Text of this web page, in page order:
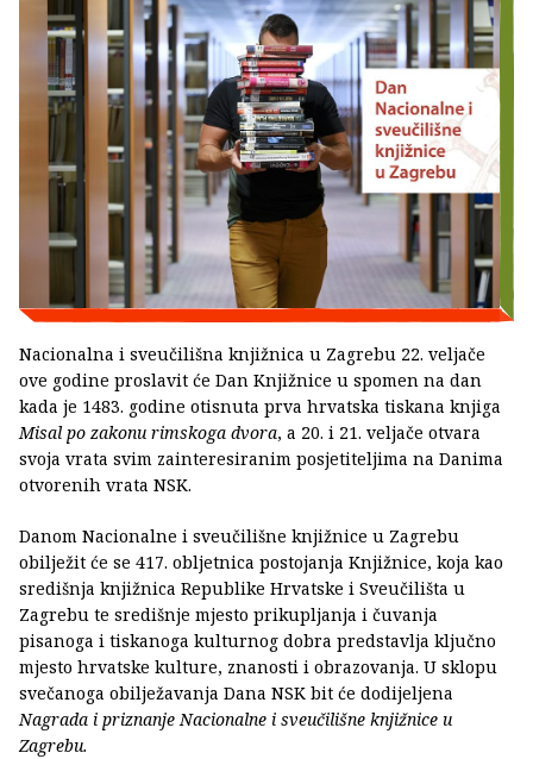
Nacionalna i sveučilišna knjižnica u Zagrebu 22. veljače
ove godine proslavit će Dan Knjižnice u spomen na dan
kada je 1483. godine otisnuta prva hrvatska tiskana knjiga
Misal po zakonu rimskoga dvora, a 20. i 21. veljače otvara
svoja vrata svim zainteresiranim posjetiteljima na Danima
otvorenih vrata NSK.
Danom Nacionalne i sveučilišne knjižnice u Zagrebu
obilježit će se 417. obljetnica postojanja Knjižnice, koja kao
središnja knjižnica Republike Hrvatske i Sveučilišta u
Zagrebu te središnje mjesto prikupljanja i čuvanja
pisanoga i tiskanoga kulturnog dobra predstavlja ključno
mjesto hrvatske kulture, znanosti i obrazovanja. U sklopu
svečanoga obilježavanja Dana NSK bit će dodijeljena
Nagrada i priznanje Nacionalne i sveučilišne knjižnice u
Zagrebu.